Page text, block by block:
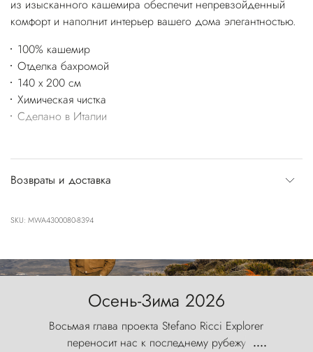
из изысканного кашемира обеспечит непревзойденный
комфорт и наполнит интерьер вашего дома элегантностью.
100% кашемир
Отделка бахромой
140 x 200 см
Химическая чистка
Сделано в Италии
Возвраты и доставка
SKU: MWA4300080-8394
Осень-Зима 2026
Восьмая глава проекта Stefano Ricci Explorer
переносит нас к последнему рубежу ....